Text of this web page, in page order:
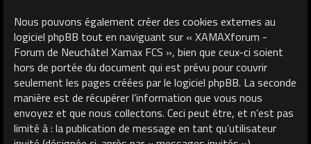
Nous pouvons également créer des cookies externes au
logiciel phpBB tout en naviguant sur « XAMAXforum -
Forum de Neuchâtel Xamax FCS », bien que ceux-ci soient
hors de portée du document qui est prévu pour couvrir
seulement les pages créées par le logiciel phpBB. La seconde
manière est de récupérer l’information que vous nous
envoyez et que nous collectons. Ceci peut être, et n’est pas
limité à : la publication de message en tant qu’utilisateur